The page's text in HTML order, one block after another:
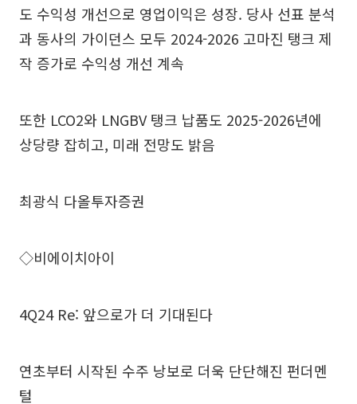
도 수익성 개선으로 영업이익은 성장. 당사 선표 분석
과 동사의 가이던스 모두 2024-2026 고마진 탱크 제
작 증가로 수익성 개선 계속
또한 LCO2와 LNGBV 탱크 납품도 2025-2026년에
상당량 잡히고, 미래 전망도 밝음
최광식 다올투자증권
◇비에이치아이
4Q24 Re: 앞으로가 더 기대된다
연초부터 시작된 수주 낭보로 더욱 단단해진 펀더멘
털